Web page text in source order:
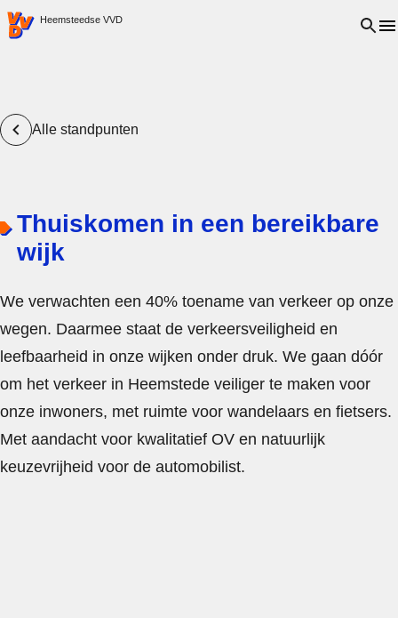
VVD.nl - Ga naar de homepage
Heemsteedse VVD Open
Alle standpunten
Thuiskomen in een bereikbare
wijk
We verwachten een 40% toename van verkeer op onze
wegen. Daarmee staat de verkeersveiligheid en
leefbaarheid in onze wijken onder druk. We gaan dóór
om het verkeer in Heemstede veiliger te maken voor
onze inwoners, met ruimte voor wandelaars en fietsers.
Met aandacht voor kwalitatief OV en natuurlijk
keuzevrijheid voor de automobilist.